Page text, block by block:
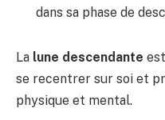
dans sa phase de
La lune descendante
se recentrer sur soi et
physique et mental.